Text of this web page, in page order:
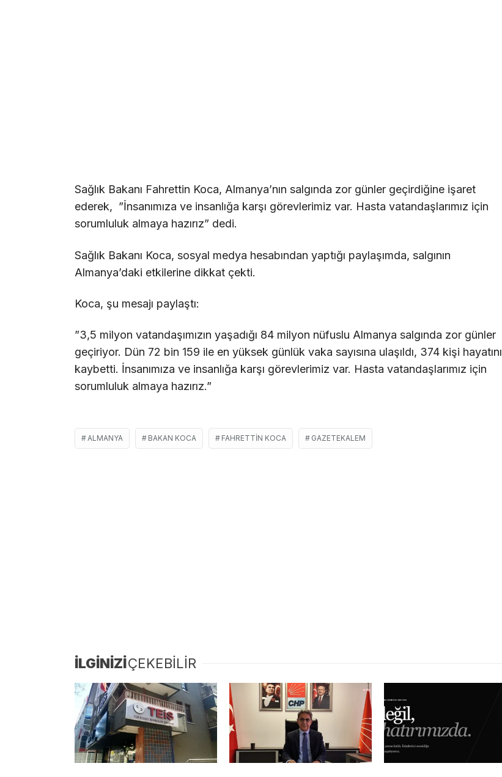
Sağlık Bakanı Fahrettin Koca, Almanya’nın salgında zor günler geçirdiğine işaret
ederek, ”İnsanımıza ve insanlığa karşı görevlerimiz var. Hasta vatandaşlarımız için
sorumluluk almaya hazırız” dedi.
Sağlık Bakanı Koca, sosyal medya hesabından yaptığı paylaşımda, salgının
Almanya’daki etkilerine dikkat çekti.
Koca, şu mesajı paylaştı:
”3,5 milyon vatandaşımızın yaşadığı 84 milyon nüfuslu Almanya salgında zor günler
geçiriyor. Dün 72 bin 159 ile en yüksek günlük vaka sayısına ulaşıldı, 374 kişi hayatını
kaybetti. İnsanımıza ve insanlığa karşı görevlerimiz var. Hasta vatandaşlarımız için
sorumluluk almaya hazırız.”
ALMANYA BAKAN KOCA FAHRETTIN KOCA GAZETEKALEM
İLGİNİZİÇEKEBİLİR